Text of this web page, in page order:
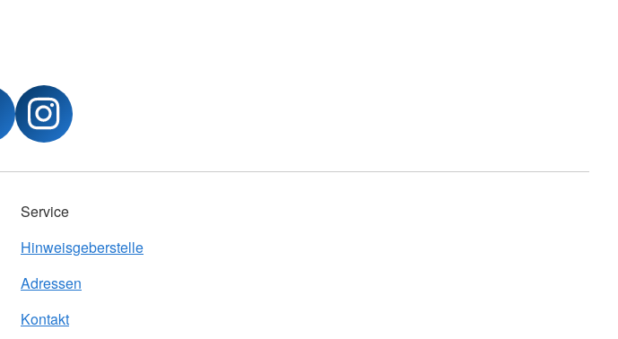
Service
Hinweisgeberstelle
Adressen
Kontakt